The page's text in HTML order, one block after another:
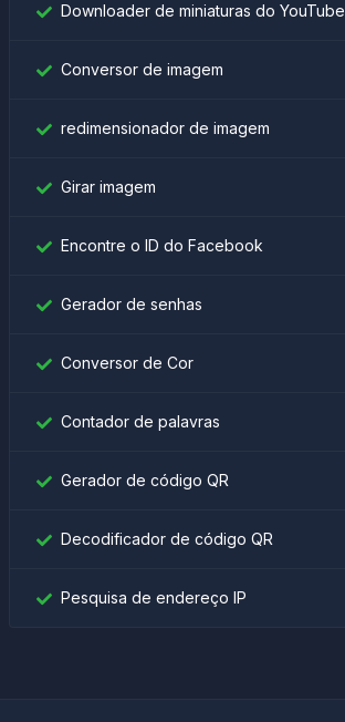
Downloader de miniaturas do YouTube
Conversor de imagem
redimensionador de imagem
Girar imagem
Encontre o ID do Facebook
Gerador de senhas
Conversor de Cor
Contador de palavras
Gerador de código QR
Decodificador de código QR
Pesquisa de endereço IP